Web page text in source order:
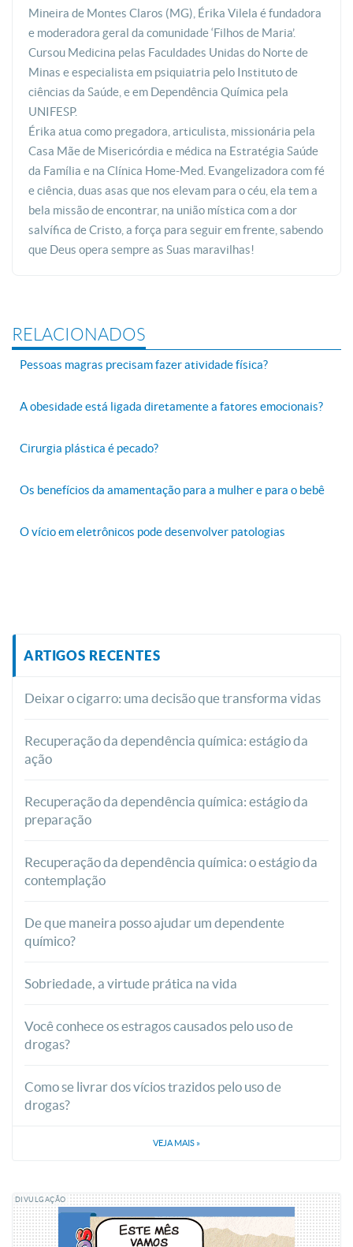
Mineira de Montes Claros (MG), Érika Vilela é fundadora
e moderadora geral da comunidade ‘Filhos de Maria’.
Cursou Medicina pelas Faculdades Unidas do Norte de
Minas e especialista em psiquiatria pelo Instituto de
ciências da Saúde, e em Dependência Química pela
UNIFESP.
Érika atua como pregadora, articulista, missionária pela
Casa Mãe de Misericórdia e médica na Estratégia Saúde
da Família e na Clínica Home-Med. Evangelizadora com fé
e ciência, duas asas que nos elevam para o céu, ela tem a
bela missão de encontrar, na união mística com a dor
salvífica de Cristo, a força para seguir em frente, sabendo
que Deus opera sempre as Suas maravilhas!
RELACIONADOS
Pessoas magras precisam fazer atividade física?
A obesidade está ligada diretamente a fatores emocionais?
Cirurgia plástica é pecado?
Os benefícios da amamentação para a mulher e para o bebê
O vício em eletrônicos pode desenvolver patologias
ARTIGOS RECENTES
Deixar o cigarro: uma decisão que transforma vidas
Recuperação da dependência química: estágio da
ação
Recuperação da dependência química: estágio da
preparação
Recuperação da dependência química: o estágio da
contemplação
De que maneira posso ajudar um dependente
químico?
Sobriedade, a virtude prática na vida
Você conhece os estragos causados pelo uso de
drogas?
Como se livrar dos vícios trazidos pelo uso de
drogas?
VEJA MAIS »
DIVULGAÇÃO